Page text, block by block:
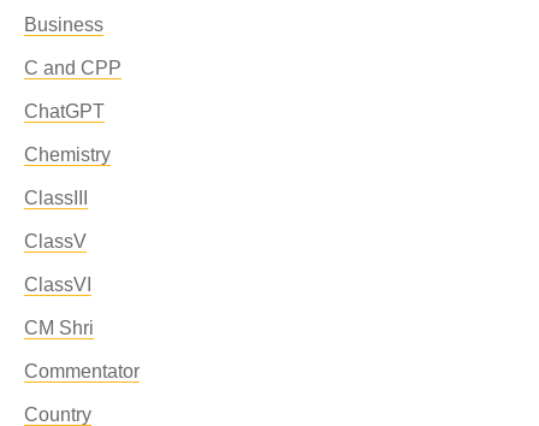
Business
C and CPP
ChatGPT
Chemistry
ClassIII
ClassV
ClassVI
CM Shri
Commentator
Country